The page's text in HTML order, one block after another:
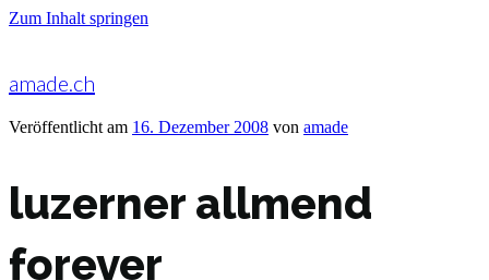
Zum Inhalt springen
amade.ch
Veröffentlicht am 16. Dezember 2008 von amade
luzerner allmend
forever